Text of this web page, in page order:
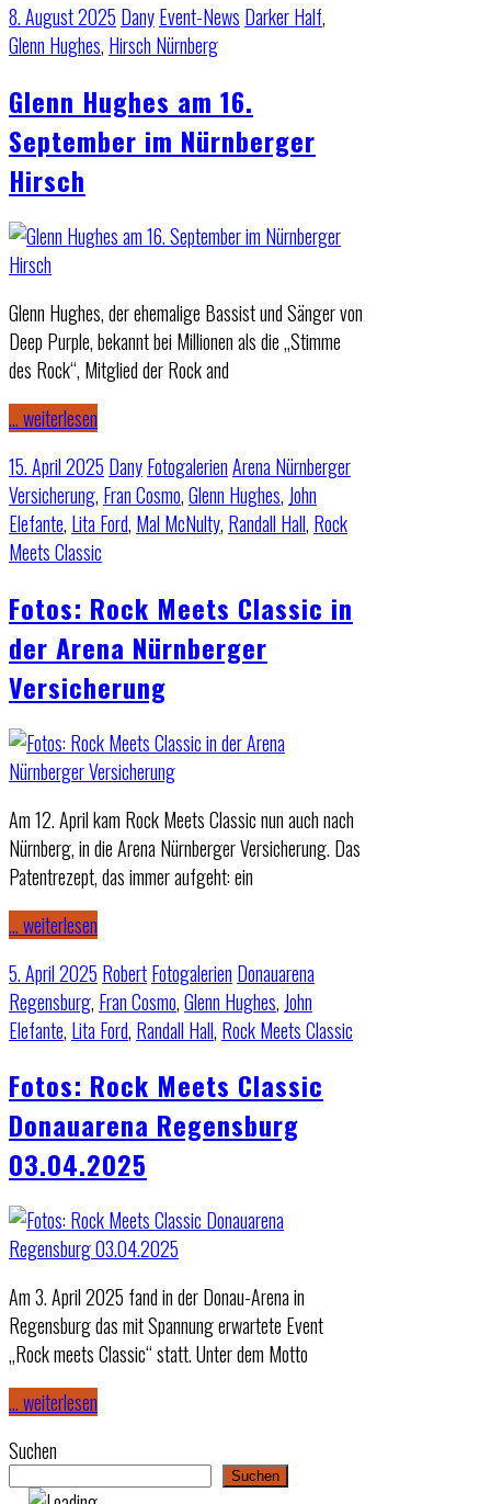
8. August 2025 DanyEvent-News Darker Half,
Glenn Hughes, Hirsch Nürnberg
Glenn Hughes am 16.
September im Nürnberger
Hirsch
Glenn Hughes, der ehemalige Bassist und Sänger von
Deep Purple, bekannt bei Millionen als die „Stimme
des Rock“, Mitglied der Rock and
… weiterlesen
15. April 2025 DanyFotogalerienArena Nürnberger
Versicherung, Fran Cosmo,Glenn Hughes, John
Elefante, Lita Ford, Mal McNulty, Randall Hall, Rock
Meets Classic
Fotos: Rock Meets Classic in
der Arena Nürnberger
Versicherung
Am 12. April kam Rock Meets Classic nun auch nach
Nürnberg, in die Arena Nürnberger Versicherung. Das
Patentrezept, das immer aufgeht: ein
… weiterlesen
5. April 2025 RobertFotogalerien Donauarena
Regensburg, Fran Cosmo,Glenn Hughes, John
Elefante, Lita Ford, Randall Hall, Rock Meets Classic
Fotos: Rock Meets Classic
Donauarena Regensburg
03.04.2025
Am 3. April 2025 fand in der Donau-Arena in
Regensburg das mit Spannung erwartete Event
„Rock meets Classic“ statt. Unter dem Motto
… weiterlesen
Suchen
Suchen